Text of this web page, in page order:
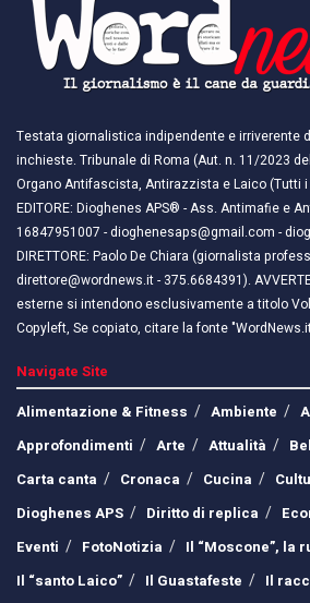
Testata giornalistica indipendente e irriverente
inchieste. Tribunale di Roma (Aut. n. 11/2023
Organo Antifascista, Antirazzista e Laico (Tutti
EDITORE: Dioghenes APS® - Ass. Antimafie e
16847951007 - dioghenesaps@gmail.com -
DIRETTORE: Paolo De Chiara (giornalista
direttore@wordnews.it - ​​375.6684391).
esterne si intendono esclusivamente a titolo
Copyleft, Se copiato, citare la fonte
Navigate Site
Alimentazione & Fitness
Ambiente
Approfondimenti
Arte Attualità
Carta canta
Cronaca Cucina
Dioghenes APS
Diritto di replica
Eventi
FotoNotizia
Il “Moscone”, la
Il “santo Laico”
Il Guastafeste
Il